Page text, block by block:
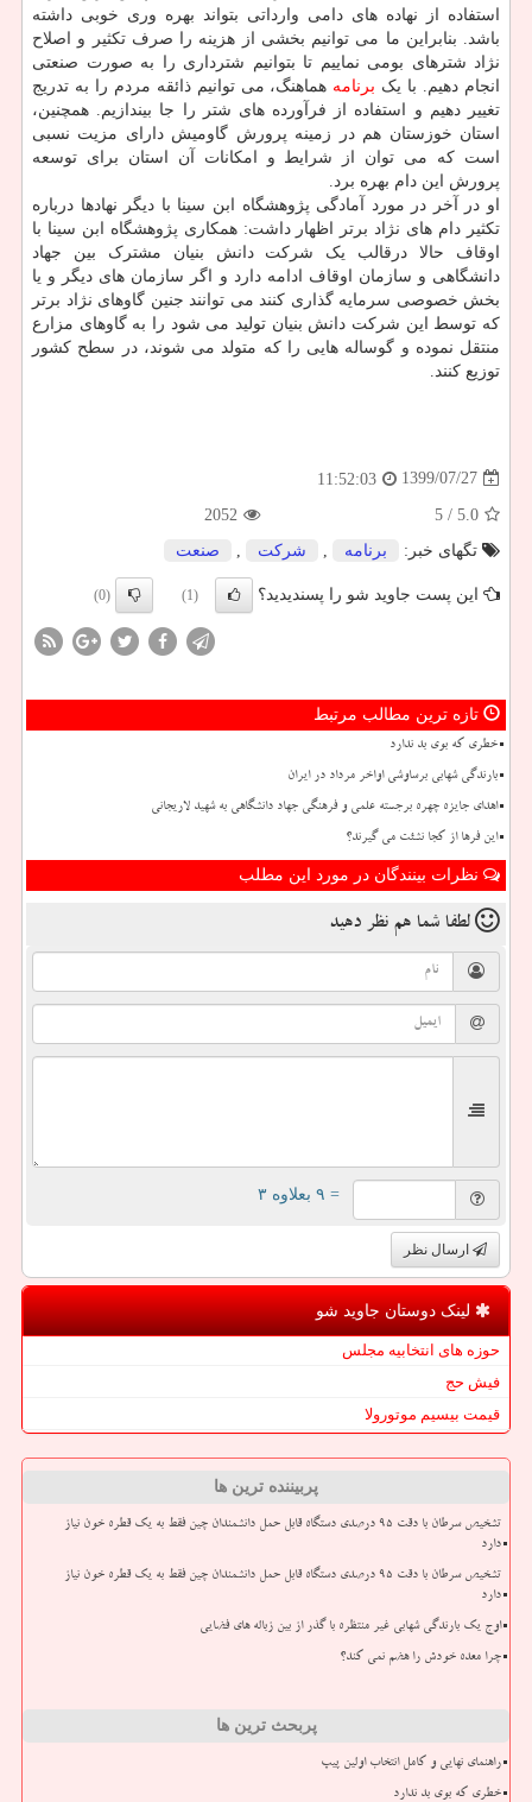
استفاده از نهاده های دامی وارداتی بتواند بهره وری خوبی داشته
باشد. بنابراین ما می توانیم بخشی از هزینه را صرف تکثیر و اصلاح
نژاد شترهای بومی نماییم تا بتوانیم شترداری را به صورت صنعتی
انجام دهیم. با یک برنامه هماهنگ، می توانیم ذائقه مردم را به تدریج
تغییر دهیم و استفاده از فرآورده های شتر را جا بیندازیم. همچنین،
استان خوزستان هم در زمینه پرورش گاومیش دارای مزیت نسبی
است که می توان از شرایط و امکانات آن استان برای توسعه
پرورش این دام بهره برد.
او در آخر در مورد آمادگی پژوهشگاه ابن سینا با دیگر نهادها درباره
تکثیر دام های نژاد برتر اظهار داشت: همکاری پژوهشگاه ابن سینا با
اوقاف حالا درقالب یک شرکت دانش بنیان مشترک بین جهاد
دانشگاهی و سازمان اوقاف ادامه دارد و اگر سازمان های دیگر و یا
بخش خصوصی سرمایه گذاری کنند می توانند جنین گاوهای نژاد برتر
که توسط این شرکت دانش بنیان تولید می شود را به گاوهای مزارع
منتقل نموده و گوساله هایی را که متولد می شوند، در سطح کشور
توزیع کنند.
1399/07/27
11:52:03
5.0
/ 5
2052
تگهای خبر:
برنامه شركت صنعت
این پست جاوید شو را پسندیدید؟ (1)
(0)
تازه ترین مطالب مرتبط
خطری که بوی بد ندارد
بارندگی شهابی برساوشی اواخر مرداد در ایران
اهدای جایزه چهره برجسته علمی و فرهنگی جهاد دانشگاهی به شهید لاریجانی
این فرها از کجا نشئت می گیرند؟
نظرات بینندگان در مورد این مطلب
لطفا شما هم نظر دهید
= ۹ بعلاوه ۳
ارسال نظر
لینک دوستان جاوید شو
حوزه های انتخابیه مجلس
فیش حج
قیمت بیسیم موتورولا
پربیننده ترین ها
تشخیص سرطان با دقت ۹۵ درصدی دستگاه قابل حمل دانشمندان چین فقط به یک قطره خون نیاز
دارد
تشخیص سرطان با دقت ۹۵ درصدی دستگاه قابل حمل دانشمندان چین فقط به یک قطره خون نیاز
دارد
اوج یک بارندگی شهابی غیر منتظره با گذر از بین زباله های فضایی
چرا معده خودش را هضم نمی کند؟
پربحث ترین ها
راهنمای نهایی و کامل انتخاب اولین پیپ
خطری که بوی بد ندارد